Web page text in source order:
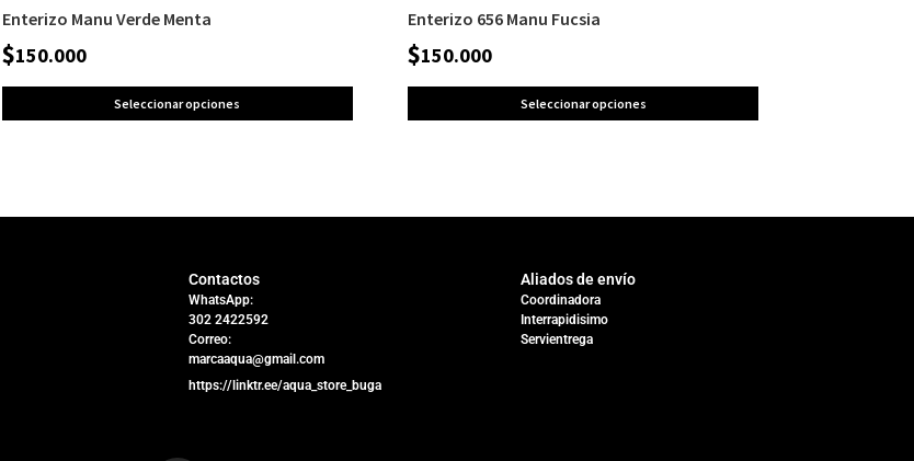
Enterizo Manu Verde Menta
$150.000
Seleccionar opciones
Enterizo 656 Manu Fucsia
$150.000
Seleccionar opciones
Contactos
WhatsApp:
302 2422592
Correo:
marcaaqua@gmail.com
https://linktr.ee/aqua_store_buga
Aliados de envío
Coordinadora
Interrapidisimo
Servientrega